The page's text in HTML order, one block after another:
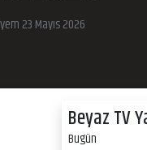
23 Mayıs 2026
Beyaz TV
Bugün